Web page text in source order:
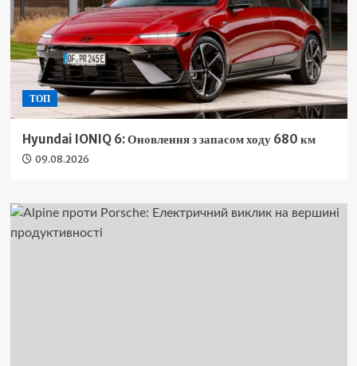
ТОП
Hyundai IONIQ 6: Оновлення з запасом ходу 680 км
09.08.2026